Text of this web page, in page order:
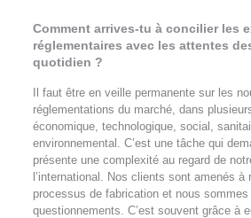
Comment arrives-tu à concilier les
réglementaires avec les attentes
quotidien ?
Il faut être en veille permanente sur les
réglementations du marché, dans
économique, technologique, social,
environnemental. C’est une tâche qui
présente une complexité au regard de
l’international. Nos clients sont amenés à
processus de fabrication et nous
questionnements. C’est souvent grâce à